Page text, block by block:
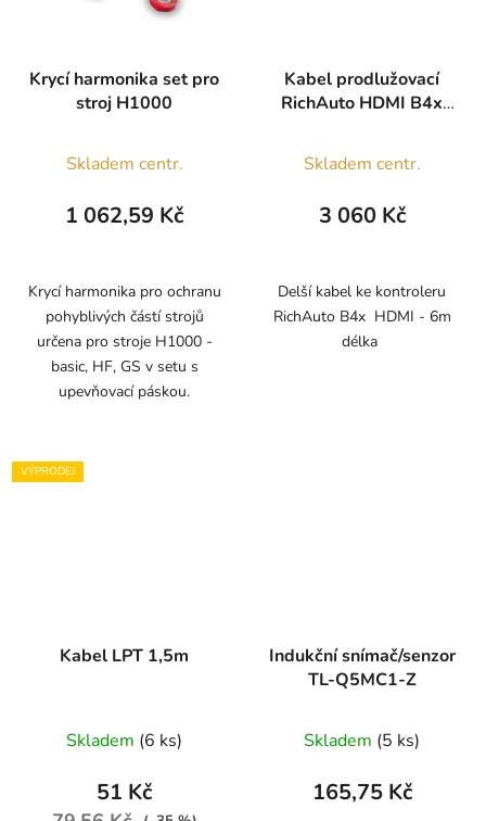
Krycí harmonika set pro
stroj H1000
Skladem centr.
1 062,59 Kč
Krycí harmonika pro ochranu
pohyblivých částí strojů
určena pro stroje H1000 -
basic, HF, GS v setu s
upevňovací páskou.
Kabel prodlužovací
RichAuto HDMI B4x
hodnocení
produktu
z
5
hvězdiček.
Skladem centr.
3 060 Kč
Delší kabel ke kontroleru
RichAuto B4x HDMI - 6m
délka
VÝPRODEJ
Kabel LPT 1,5m
Skladem (6 ks)
51 Kč
Indukční snímač/senzor
TL-Q5MC1-Z
Skladem (5 ks)
165,75 Kč